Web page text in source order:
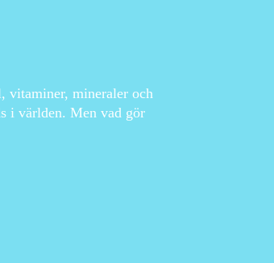
vitaminer, mineraler och
i världen. Men vad gör